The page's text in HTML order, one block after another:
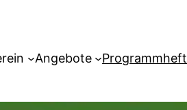
Angebote Programmheft